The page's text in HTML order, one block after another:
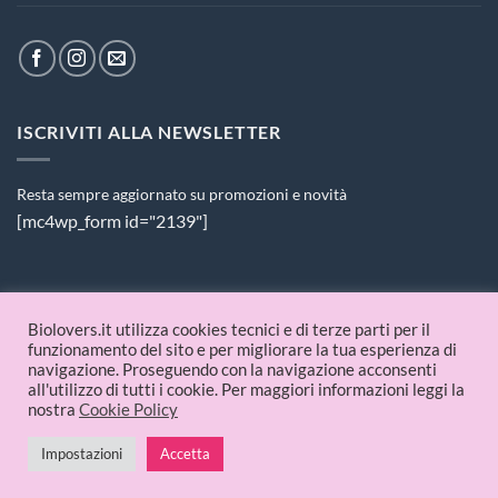
ISCRIVITI ALLA NEWSLETTER
Resta sempre aggiornato su promozioni e novità
[mc4wp_form id="2139"]
PAGAMENTI ACCETTATI
© 2026 Biolovers.it | P.IVA 09336481214
Biolovers.it utilizza cookies tecnici e di terze parti per il
funzionamento del sito e per migliorare la tua esperienza di
navigazione. Proseguendo con la navigazione acconsenti
all'utilizzo di tutti i cookie. Per maggiori informazioni leggi la
nostra Cookie Policy
Impostazioni Accetta